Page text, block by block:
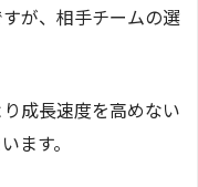
が、相手チームの選
成長速度を高めない
ます。